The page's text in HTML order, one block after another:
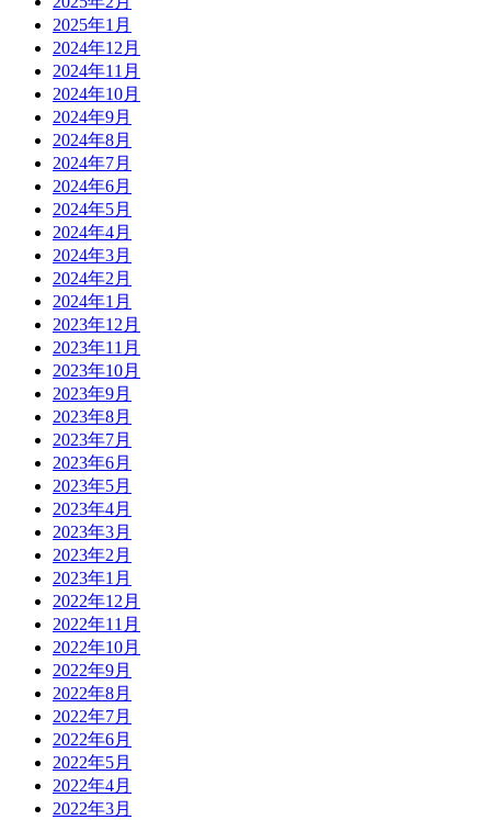
2025年1月
2024年12月
2024年11月
2024年10月
2024年9月
2024年8月
2024年7月
2024年6月
2024年5月
2024年4月
2024年3月
2024年2月
2024年1月
2023年12月
2023年11月
2023年10月
2023年9月
2023年8月
2023年7月
2023年6月
2023年5月
2023年4月
2023年3月
2023年2月
2023年1月
2022年12月
2022年11月
2022年10月
2022年9月
2022年8月
2022年7月
2022年6月
2022年5月
2022年4月
2022年3月